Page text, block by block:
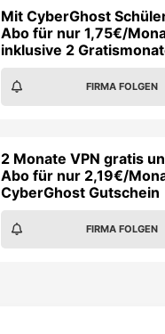
Mit CyberGhost
Abo für nur 1,75€/
inklusive 2
FIRMA FOLGEN
2 Monate VPN gratis
Abo für nur 2,19€/
CyberGhost Gutschein
FIRMA FOLGEN